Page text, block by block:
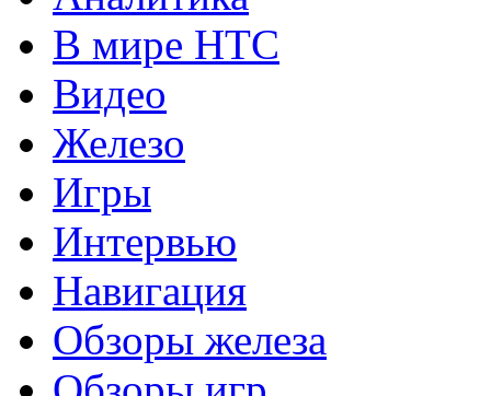
В мире HTC
Видео
Железо
Игры
Интервью
Навигация
Обзоры железа